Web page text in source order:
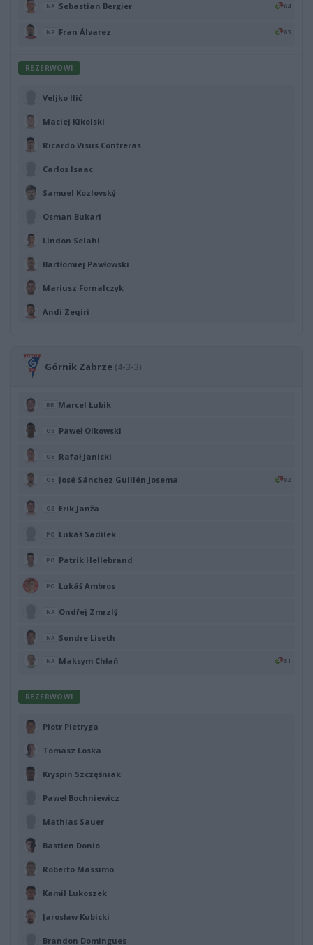
NA Sebastian Bergier 64
NA Fran Álvarez 83
REZERWOWI
Veljko Ilić
Maciej Kikolski
Ricardo Visus Contreras
Carlos Isaac
Samuel Kozlovský
Osman Bukari
Lindon Selahi
Bartłomiej Pawłowski
Mariusz Fornalczyk
Andi Zeqiri
Górnik Zabrze (4-3-3)
BR Marcel Łubik
OB Paweł Olkowski
OB Rafał Janicki
OB José Sánchez Guillén Josema 82
OB Erik Janža
PO Lukáš Sadílek
PO Patrik Hellebrand
PO Lukáš Ambros
NA Ondřej Zmrzlý
NA Sondre Liseth
NA Maksym Chłań 81
REZERWOWI
Piotr Pietryga
Tomasz Loska
Kryspin Szczęśniak
Paweł Bochniewicz
Mathias Sauer
Bastien Donio
Roberto Massimo
Kamil Lukoszek
Jarosław Kubicki
Brandon Domingues